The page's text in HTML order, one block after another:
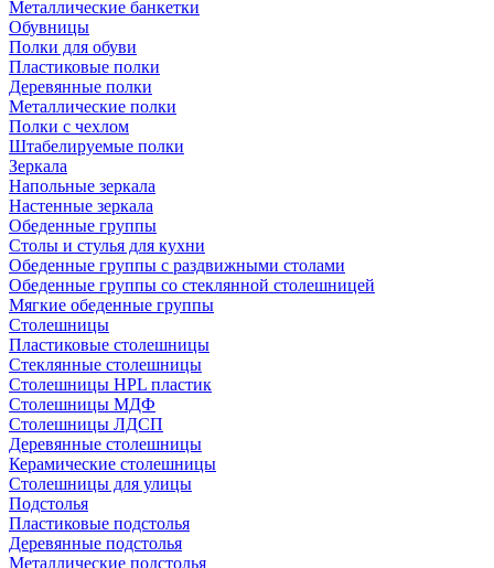
Металлические банкетки
Обувницы
Полки для обуви
Пластиковые полки
Деревянные полки
Металлические полки
Полки с чехлом
Штабелируемые полки
Зеркала
Напольные зеркала
Настенные зеркала
Обеденные группы
Столы и стулья для кухни
Обеденные группы с раздвижными столами
Обеденные группы со стеклянной столешницей
Мягкие обеденные группы
Столешницы
Пластиковые столешницы
Стеклянные столешницы
Столешницы HPL пластик
Столешницы МДФ
Столешницы ЛДСП
Деревянные столешницы
Керамические столешницы
Столешницы для улицы
Подстолья
Пластиковые подстолья
Деревянные подстолья
Металлические подстолья